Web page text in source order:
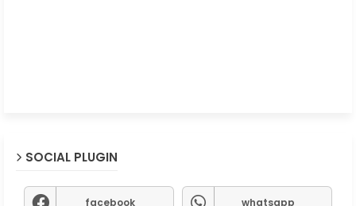
SOCIAL PLUGIN
facebook whatsapp